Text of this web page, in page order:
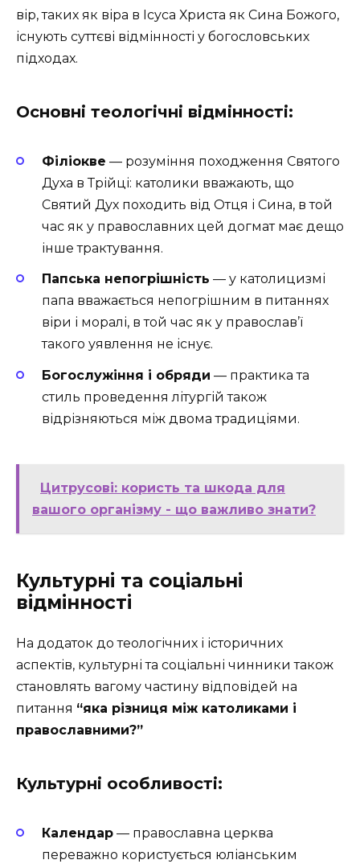
вір, таких як віра в Ісуса Христа як Сина Божого,
існують суттєві відмінності у богословських
підходах.
Основні теологічні відмінності:
Філіокве — розуміння походження Святого
Духа в Трійці: католики вважають, що
Святий Дух походить від Отця і Сина, в той
час як у православних цей догмат має дещо
інше трактування.
Папська непогрішність — у католицизмі
папа вважається непогрішним в питаннях
віри і моралі, в той час як у православ’ї
такого уявлення не існує.
Богослужіння і обряди — практика та
стиль проведення літургій також
відрізняються між двома традиціями.
Цитрусові: користь та шкода для
вашого організму - що важливо знати?
Культурні та соціальні
відмінності
На додаток до теологічних і історичних
аспектів, культурні та соціальні чинники також
становлять вагому частину відповідей на
питання “яка різниця між католиками і
православними?”
Культурні особливості:
Календар — православна церква
переважно користується юліанським